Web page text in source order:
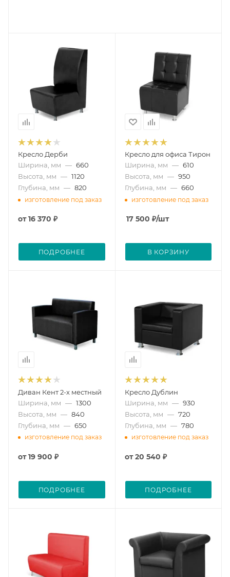
Кресло Дерби
Ширина, мм — 660
Высота, мм — 1120
Глубина, мм — 820
изготовление под заказ
от16 370 ₽
ПОДРОБНЕЕ
Кресло для офиса Тирон
Ширина, мм — 610
Высота, мм — 950
Глубина, мм — 660
изготовление под заказ
17 500 ₽/шт
В КОРЗИНУ
Диван Кент 2-х местный
Ширина, мм — 1300
Высота, мм — 840
Глубина, мм — 650
изготовление под заказ
от19 900 ₽
ПОДРОБНЕЕ
Кресло Дублин
Ширина, мм — 930
Высота, мм — 720
Глубина, мм — 780
изготовление под заказ
от20 540 ₽
ПОДРОБНЕЕ